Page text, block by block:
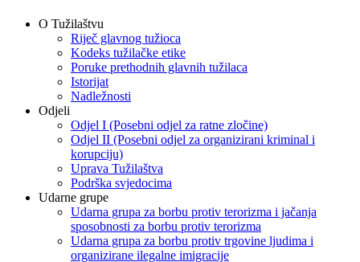
O Tužilaštvu
Riječ glavnog tužioca
Kodeks tužilačke etike
Poruke prethodnih glavnih tužilaca
Istorijat
Nadležnosti
Odjeli
Odjel I (Posebni odjel za ratne zločine)
Odjel II (Posebni odjel za organizirani kriminal i
korupciju)
Uprava Tužilaštva
Podrška svjedocima
Udarne grupe
Udarna grupa za borbu protiv terorizma i jačanja
sposobnosti za borbu protiv terorizma
Udarna grupa za borbu protiv trgovine ljudima i
organizirane ilegalne imigracije